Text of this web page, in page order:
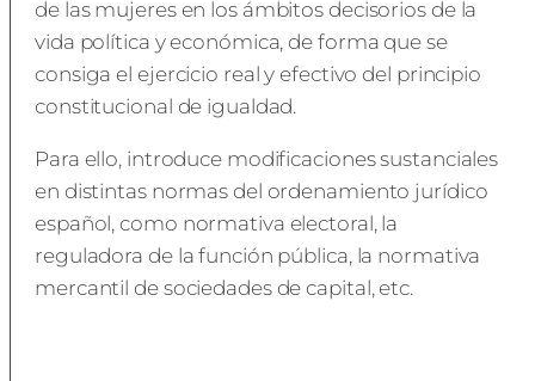
de las mujeres en los ámbitos decisorios de la
vida política y económica, de forma que se
consiga el ejercicio real y efectivo del principio
constitucional de igualdad.
Para ello, introduce modificaciones sustanciales
en distintas normas del ordenamiento jurídico
español, como normativa electoral, la
reguladora de la función pública, la normativa
mercantil de sociedades de capital, etc.